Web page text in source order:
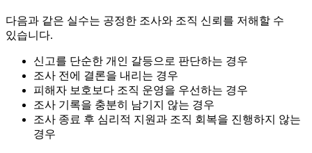
다음과 같은 실수는 공정한 조사와 조직 신뢰를 저해할 수
있습니다.
신고를 단순한 개인 갈등으로 판단하는 경우
조사 전에 결론을 내리는 경우
피해자 보호보다 조직 운영을 우선하는 경우
조사 기록을 충분히 남기지 않는 경우
조사 종료 후 심리적 지원과 조직 회복을 진행하지 않는
경우